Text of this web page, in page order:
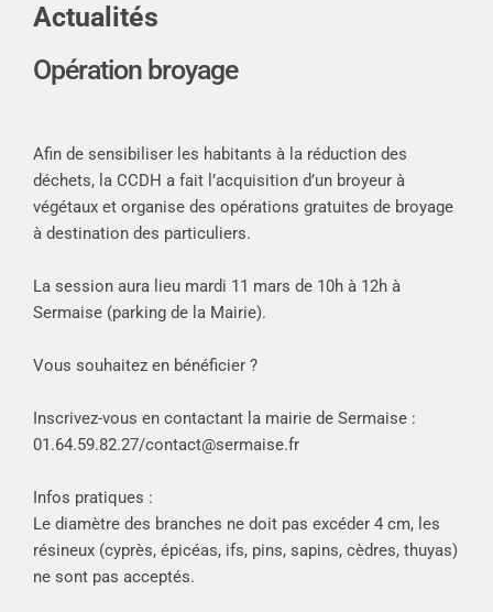
Actualités
Opération broyage
Afin de sensibiliser les habitants à la réduction des
déchets, la CCDH a fait l’acquisition d’un broyeur à
végétaux et organise des opérations gratuites de broyage
à destination des particuliers.
La session aura lieu mardi 11 mars de 10h à 12h à
Sermaise (parking de la Mairie).
Vous souhaitez en bénéficier ?
Inscrivez-vous en contactant la mairie de Sermaise :
01.64.59.82.27/contact@sermaise.fr
Infos pratiques :
Le diamètre des branches ne doit pas excéder 4 cm, les
résineux (cyprès, épicéas, ifs, pins, sapins, cèdres, thuyas)
ne sont pas acceptés.